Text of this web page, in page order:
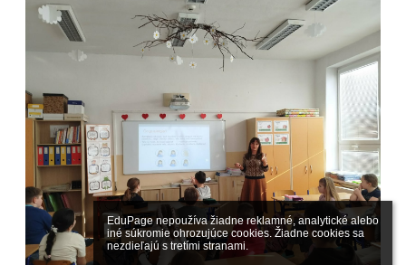
EduPage nepoužíva žiadne reklamné, analytické alebo
iné súkromie ohrozujúce cookies. Žiadne cookies sa
nezdieľajú s tretími stranami.